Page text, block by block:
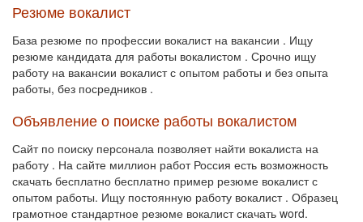
Резюме вокалист
База резюме по профессии вокалист на вакансии . Ищу
резюме кандидата для работы вокалистом . Срочно ищу
работу на вакансии вокалист с опытом работы и без опыта
работы, без посредников .
Объявление о поиске работы вокалистом
Сайт по поиску персонала позволяет найти вокалиста на
работу . На сайте миллион работ Россия есть возможность
скачать бесплатно бесплатно пример резюме вокалист с
опытом работы. Ищу постоянную работу вокалист . Образец
грамотное стандартное резюме вокалист скачать word.